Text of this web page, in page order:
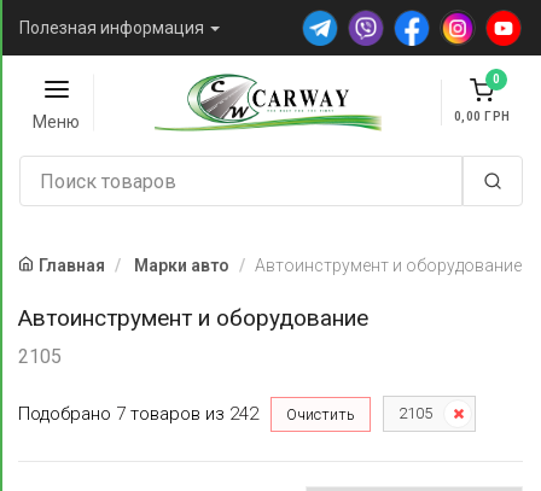
Полезная информация
Меню
0
0,00
Главная Марки авто Автоинструмент и оборудование
Автоинструмент и оборудование
2105
Подобрано 7 товаров из 242 Очистить 2105